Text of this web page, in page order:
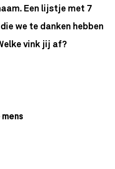
Een lijstje met 7
we te danken hebben
vink jij af?
mens